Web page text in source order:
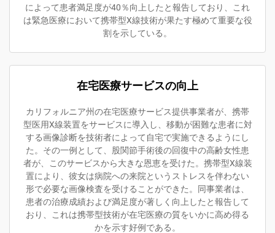
によって患者満足度が40％向上したと報告しており、これ
は緊急医療において携帯型X線技術が果たす極めて重要な役
割を示している。
在宅医療サービスの向上
カリフォルニア州の在宅医療サービス提供事業者が、携帯
型医用X線装置をサービスに導入し、移動が困難な患者に対
する画像診断を技術者によって自宅で実施できるようにし
た。その一例として、股関節手術後の回復中の高齢女性患
者が、このサービスから大きな恩恵を受けた。携帯型X線装
置により、彼女は病院への来院というストレスを伴わない
形で必要な画像検査を受けることができた。同事業者は、
患者の治療成績および満足度が著しく向上したと報告して
おり、これは携帯型技術が在宅医療の質をいかに高め得る
かを示す好例である。